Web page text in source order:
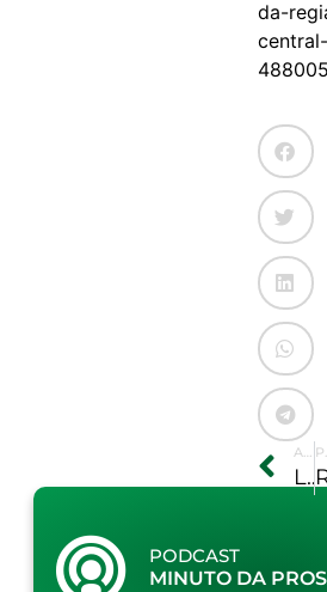
PODCAST
MINUTO DA
da-
central-
ANTERIOR
Liberação de crédito agrícola está atrasada